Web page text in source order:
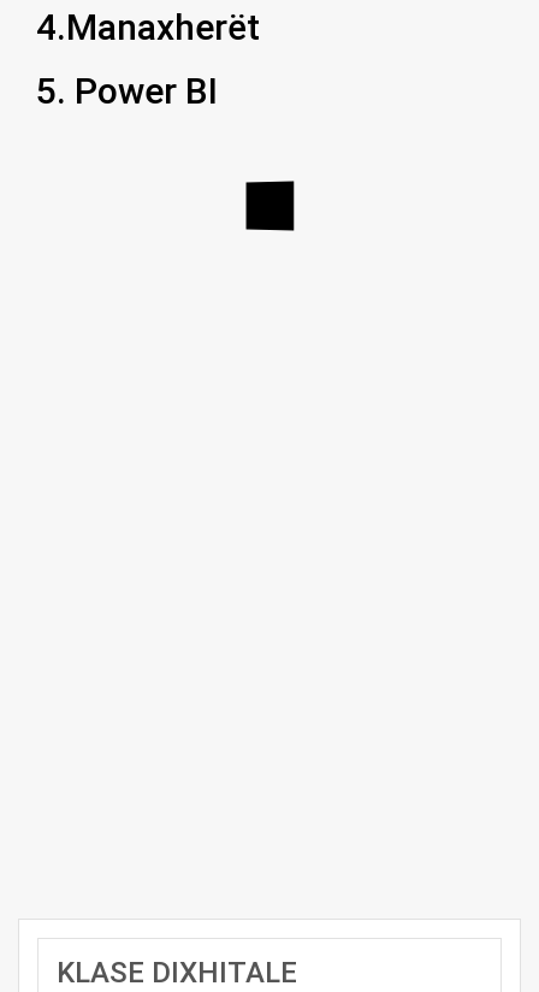
4.Manaxherët
5. Power BI
KLASE DIXHITALE